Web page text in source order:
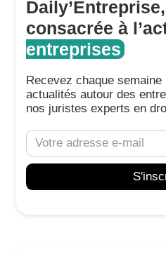
consacrée à
entreprises
Recevez chaque
actualités autour des
nos juristes experts en